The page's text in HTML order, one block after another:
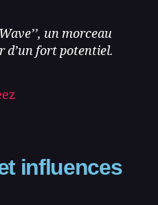
un morceau
d’un fort potentiel.
influences